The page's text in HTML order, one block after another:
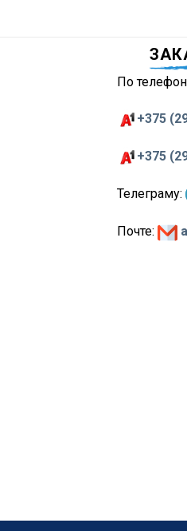
По
+375
+375
Телеграму:
Почте: